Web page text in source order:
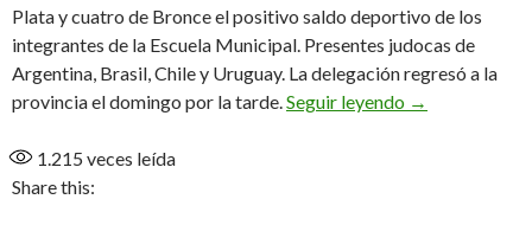
Plata y cuatro de Bronce el positivo saldo deportivo de los
integrantes de la Escuela Municipal. Presentes judocas de
Argentina, Brasil, Chile y Uruguay. La delegación regresó a la
provincia el domingo por la tarde.Seguir leyendo Gran
→
1.215 veces leída
Share this: